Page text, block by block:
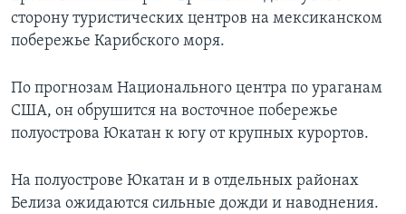
сторону туристических центров на мексиканском
побережье Карибского моря.
По прогнозам Национального центра по ураганам
США, он обрушится на восточное побережье
полуострова Юкатан к югу от крупных курортов.
На полуострове Юкатан и в отдельных районах
Белиза ожидаются сильные дожди и наводнения.